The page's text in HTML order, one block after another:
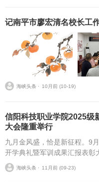
记南平市廖宏清名校长工
海峡头条 ⋅ 10月前 (10-19)
信阳科技职业学院2025级
大会隆重举行
九月金风盛，恰是新征程。9
开学典礼暨军训成果汇报表彰
大学航空机务士官学校学员一
辉，副校长张欣，...
海峡头条 ⋅ 11月前 (09-23)